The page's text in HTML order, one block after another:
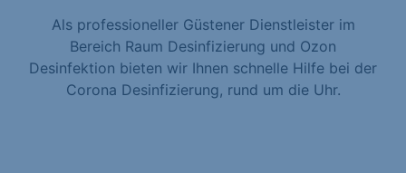
Als professioneller Güstener Dienstleister im
Bereich Raum Desinfizierung und Ozon
Desinfektion bieten wir Ihnen schnelle Hilfe bei der
Corona Desinfizierung, rund um die Uhr.